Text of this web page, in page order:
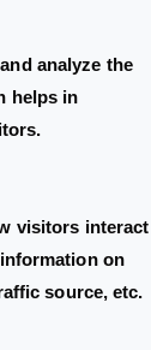
analyze the
helps in
visitors interact
on
source, etc.